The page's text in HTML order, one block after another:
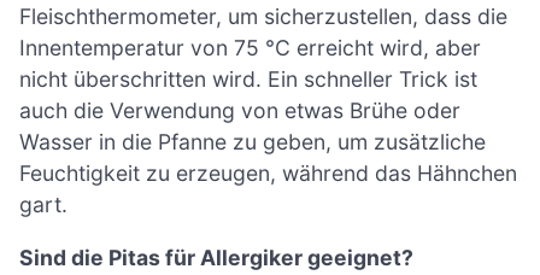
Fleischthermometer, um sicherzustellen, dass die
Innentemperatur von 75 °C erreicht wird, aber
nicht überschritten wird. Ein schneller Trick ist
auch die Verwendung von etwas Brühe oder
Wasser in die Pfanne zu geben, um zusätzliche
Feuchtigkeit zu erzeugen, während das Hähnchen
gart.
Sind die Pitas für Allergiker geeignet?